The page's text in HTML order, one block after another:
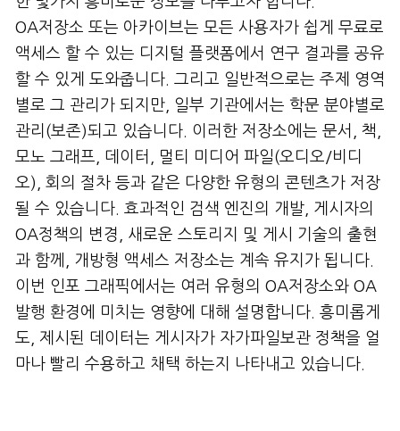
OA저장소 또는 아카이브는 모든 사용자가 쉽게 무료로
액세스 할 수 있는 디지털 플랫폼에서 연구 결과를 공유
할 수 있게 도와줍니다. 그리고 일반적으로는 주제 영역
별로 그 관리가 되지만, 일부 기관에서는 학문 분야별로
관리(보존)되고 있습니다. 이러한 저장소에는 문서, 책,
모노 그래프, 데이터, 멀티 미디어 파일(오디오/비디
오), 회의 절차 등과 같은 다양한 유형의 콘텐츠가 저장
될 수 있습니다. 효과적인 검색 엔진의 개발, 게시자의
OA정책의 변경, 새로운 스토리지 및 게시 기술의 출현
과 함께, 개방형 액세스 저장소는 계속 유지가 됩니다.
이번 인포 그래픽에서는 여러 유형의 OA저장소와 OA
발행 환경에 미치는 영향에 대해 설명합니다. 흥미롭게
도, 제시된 데이터는 게시자가 자가파일보관 정책을 얼
마나 빨리 수용하고 채택 하는지 나타내고 있습니다.